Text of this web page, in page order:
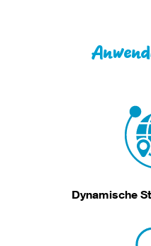
Dynamische